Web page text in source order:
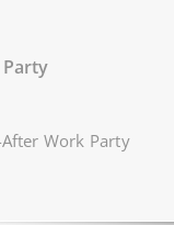
Work Party